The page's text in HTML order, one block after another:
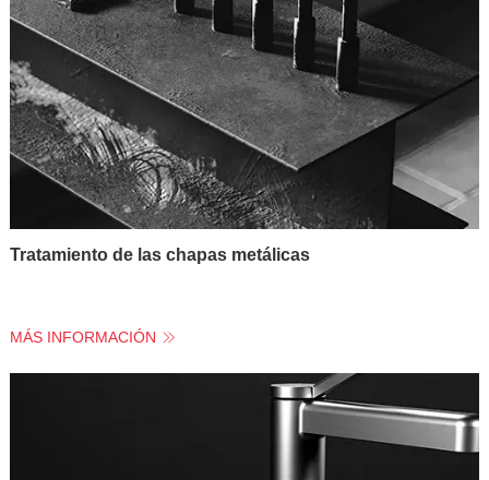
Tratamiento de las chapas metálicas
MÁS INFORMACIÓN